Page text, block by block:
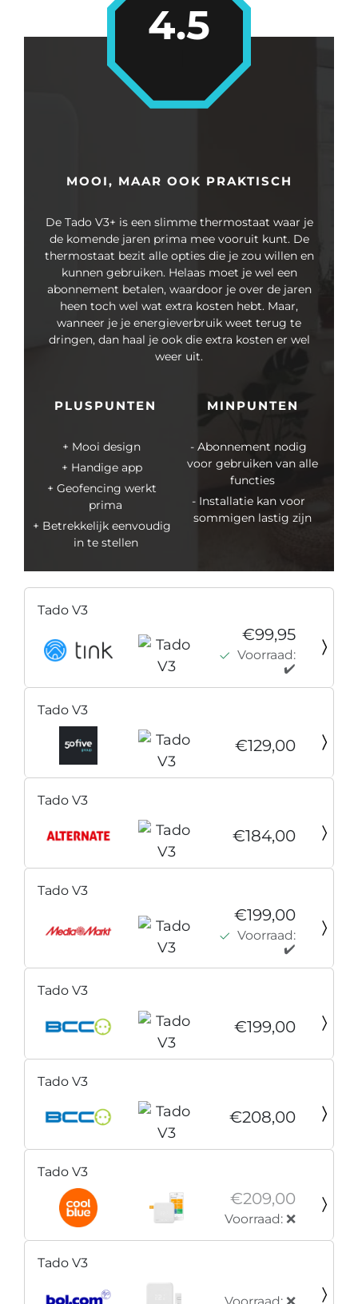
MOOI, MAAR OOK PRAKTISCH
De Tado V3+ is een slimme thermostaat waar je
de komende jaren prima mee vooruit kunt. De
thermostaat bezit alle opties die je zou willen en
kunnen gebruiken. Helaas moet je wel een
abonnement betalen, waardoor je over de jaren
heen toch wel wat extra kosten hebt. Maar,
wanneer je je energieverbruik weet terug te
dringen, dan haal je ook die extra kosten er wel
weer uit.
PLUSPUNTEN
Mooi design
Handige app
Geofencing werkt
prima
Betrekkelijk eenvoudig
in te stellen
MINPUNTEN
Abonnement nodig
voor gebruiken van alle
functies
Installatie kan voor
sommigen lastig zijn
4.5
Tado V3
€99,95
Voorraad:
✔️
Tado V3
€129,00
Tado V3
€184,00
Tado V3
€199,00
Voorraad:
✔️
Tado V3
€199,00
Tado V3
€208,00
Tado V3
€209,00
Voorraad: ❌
Tado V3